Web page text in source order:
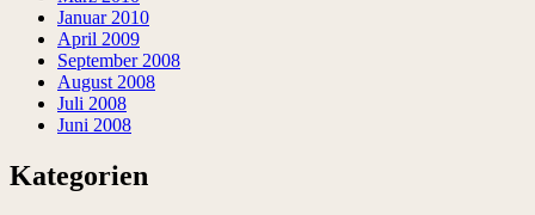
Januar 2010
April 2009
September 2008
August 2008
Juli 2008
Juni 2008
Kategorien